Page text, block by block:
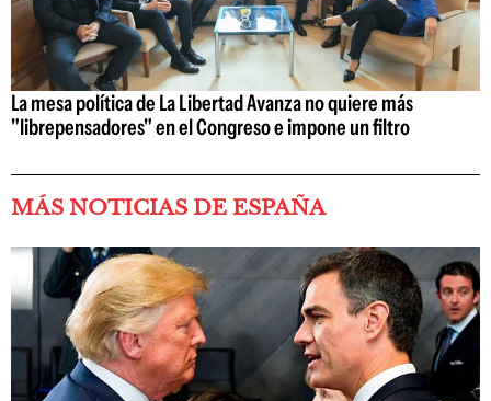
La mesa política de La Libertad Avanza no quiere más
"librepensadores" en el Congreso e impone un filtro
MÁS NOTICIAS DE ESPAÑA